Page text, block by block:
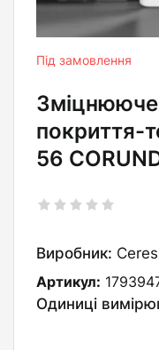
Під замовлення
покриття-
56
Виробник:
Артикул:
Одиниці